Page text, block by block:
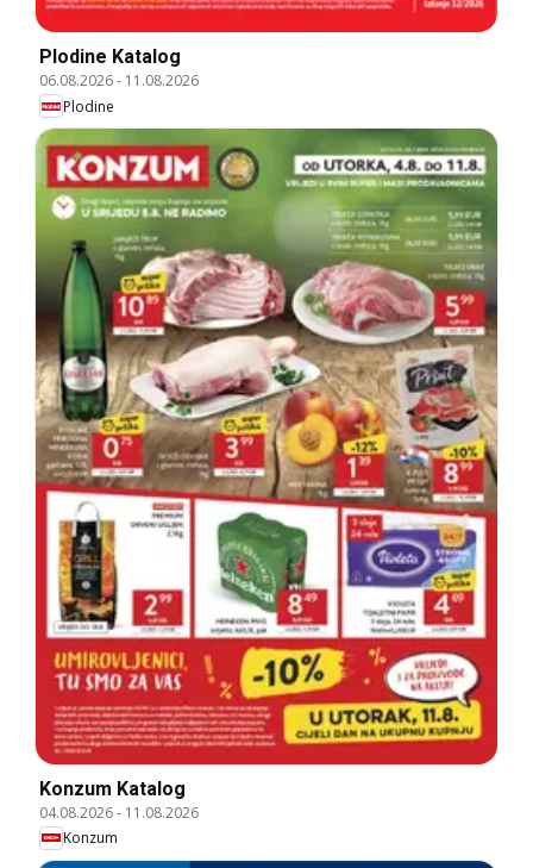
Plodine Katalog
06.08.2026- 11.08.2026
Plodine
Konzum Katalog
04.08.2026- 11.08.2026
Konzum